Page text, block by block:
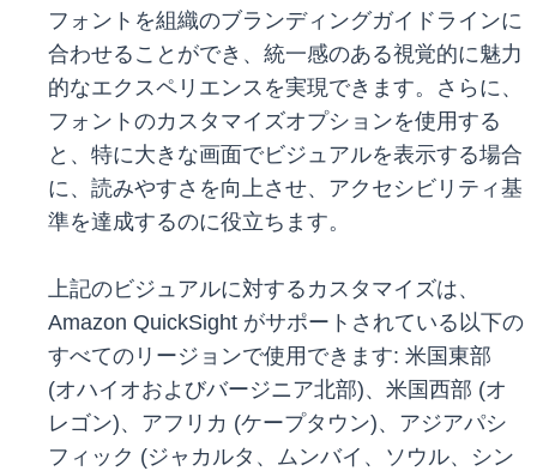
フォントを組織のブランディングガイドラインに
合わせることができ、統一感のある視覚的に魅力
的なエクスペリエンスを実現できます。さらに、
フォントのカスタマイズオプションを使用する
と、特に大きな画面でビジュアルを表示する場合
に、読みやすさを向上させ、アクセシビリティ基
準を達成するのに役立ちます。
上記のビジュアルに対するカスタマイズは、
Amazon QuickSight がサポートされている以下の
すべてのリージョンで使用できます: 米国東部
(オハイオおよびバージニア北部)、米国西部 (オ
レゴン)、アフリカ (ケープタウン)、アジアパシ
フィック (ジャカルタ、ムンバイ、ソウル、シン